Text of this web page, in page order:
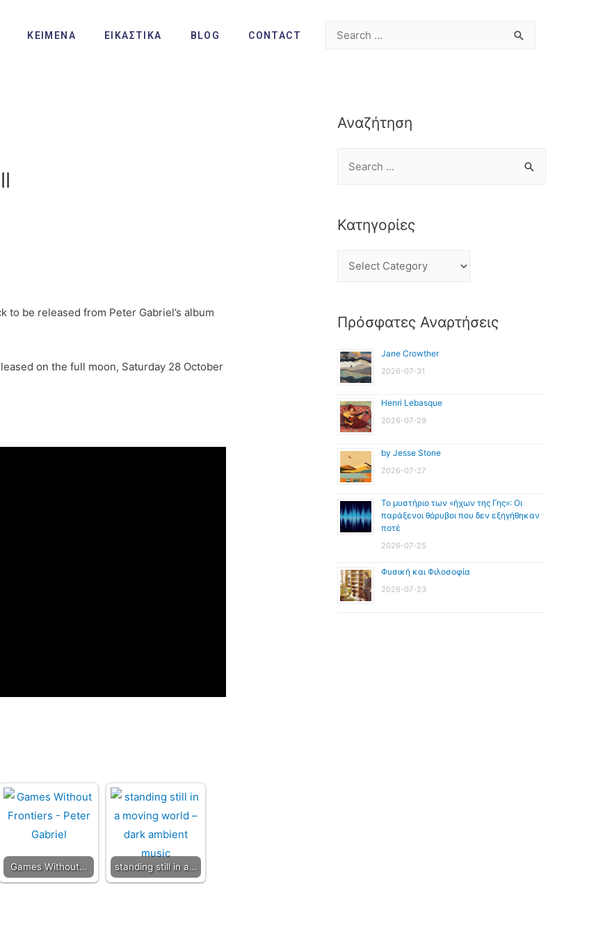
ΚΕΙΜΕΝΑ ΕΙΚΑΣΤΙΚΑ BLOG CONTACT
be released from Peter Gabriel’s album
on the full moon, Saturday 28 October
Games Without… standing still in a…
Αναζήτηση
Κατηγορίες
Πρόσφατες Αναρτήσεις
Jane Crowther
2026-07-31
Henri Lebasque
2026-07-29
by Jesse Stone
2026-07-27
Το μυστήριο των «ήχων της Γης»: Οι
παράξενοι θόρυβοι που δεν εξηγήθηκαν
ποτέ
2026-07-25
Φυσική και Φιλοσοφία
2026-07-23